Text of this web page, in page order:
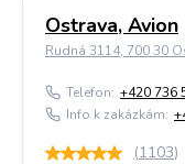
Ostrava, Avion
Rudná 3114, 700 30
Telefon: +420 736
Info k zakázkám:
(1103)